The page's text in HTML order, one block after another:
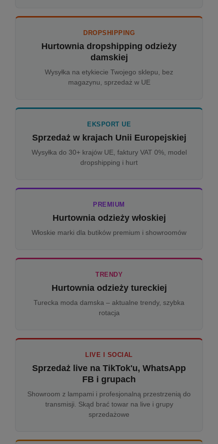
DROPSHIPPING
Hurtownia dropshipping odzieży
damskiej
Wysyłka na etykiecie Twojego sklepu, bez
magazynu, sprzedaż w UE
EKSPORT UE
Sprzedaż w krajach Unii Europejskiej
Wysyłka do 30+ krajów UE, faktury VAT 0%, model
dropshipping i hurt
PREMIUM
Hurtownia odzieży włoskiej
Włoskie marki dla butików premium i showroomów
TRENDY
Hurtownia odzieży tureckiej
Turecka moda damska – aktualne trendy, szybka
rotacja
LIVE I SOCIAL
Sprzedaż live na TikTok'u, WhatsApp
FB i grupach
Showroom z lampami i profesjonalną przestrzenią do
transmisji. Skąd brać towar na live i grupy
sprzedażowe